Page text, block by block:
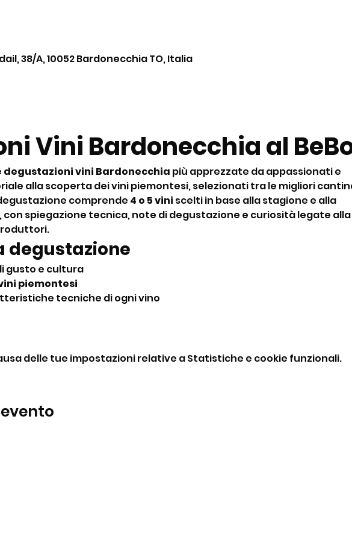
38/A, 10052 Bardonecchia TO, Italia
Vini Bardonecchia al
degustazioni vini Bardonecchia più apprezzate da appassionati e
alla scoperta dei vini piemontesi, selezionati tra le migliori
comprende 4 o 5 vini scelti in base alla stagione e alla
spiegazione tecnica, note di degustazione e curiosità legate alla
degustazione
gusto e cultura
piemontesi
tecniche di ogni vino
delle tue impostazioni relative a Statistiche e cookie funzionali.